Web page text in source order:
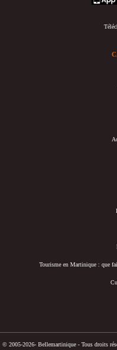
Tourisme en Martinique : que
© 2005-2026- Bellemartinique - Tous droits